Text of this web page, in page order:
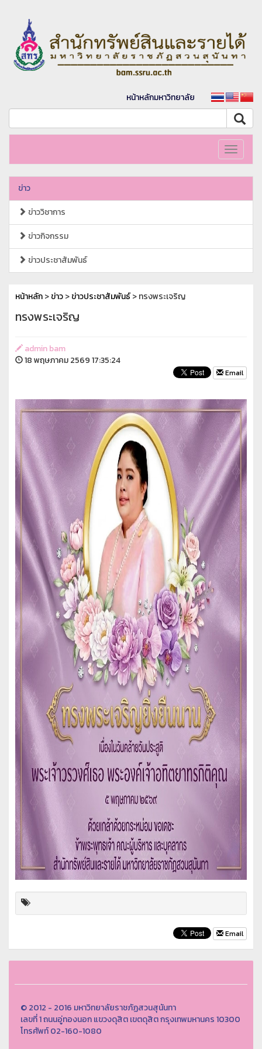
หน้าหลักมหาวิทยาลัย
Toggle
ข่าว
ข่าววิชาการ
ข่าวกิจกรรม
ข่าวประชาสัมพันธ์
หน้าหลัก>ข่าว>ข่าวประชาสัมพันธ์> ทรงพระเจริญ
ทรงพระเจริญ
admin bam
18 พฤษภาคม 2569 17:35:24
Email
Email
© 2012 - 2016 มหาวิทยาลัยราชภัฏสวนสุนันทา
เลขที่ 1 ถนนอู่ทองนอก แขวงดุสิต เขตดุสิต กรุงเทพมหานคร 10300
โทรศัพท์ 02-160-1080